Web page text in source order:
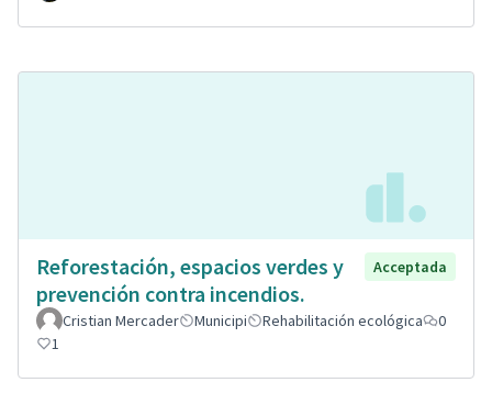
Reforestación, espacios verdes y
prevención contra incendios.
Acceptada
Cristian Mercader Municipi Rehabilitación ecológica
0
1